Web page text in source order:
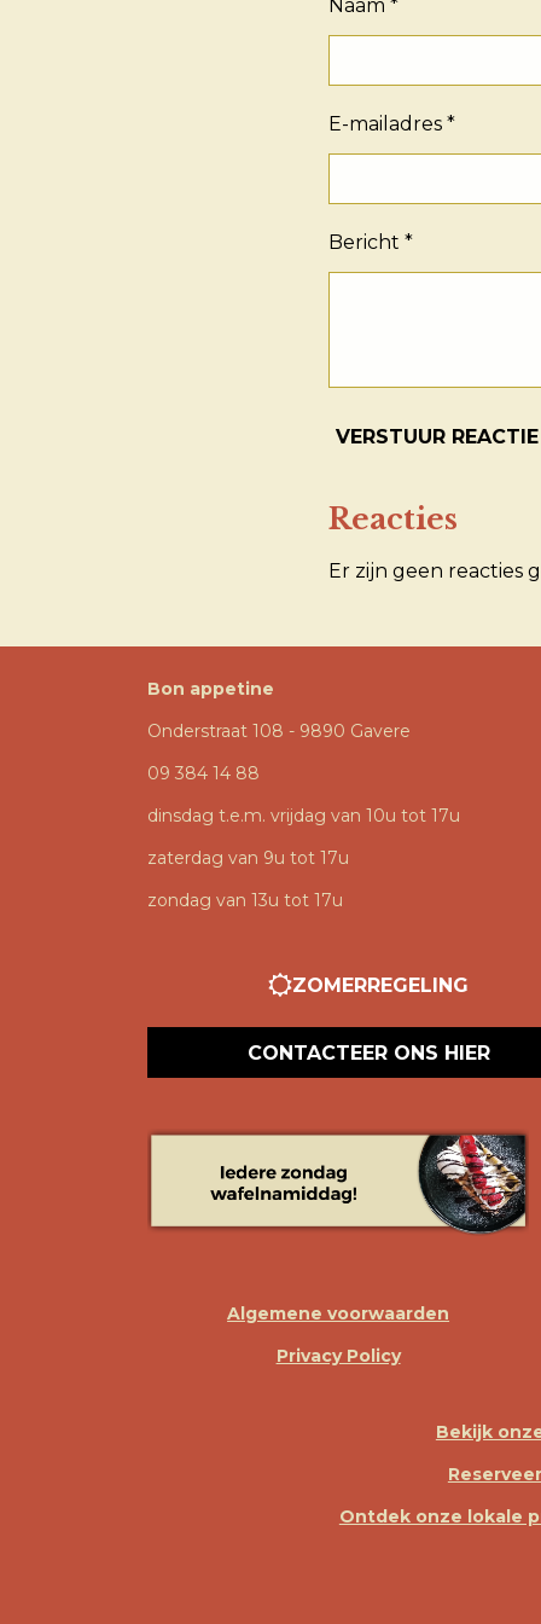
Naam *
E-mailadres *
Bericht *
VERSTUUR REACTIE
Reacties
Er zijn geen reacties
Bon appetine
Onderstraat 108 - 9890 Gavere
09 384 14 88
dinsdag t.e.m. vrijdag van 10u tot 17u
zaterdag van 9u tot 17u
zondag van 13u tot 17u
ZOMERREGELING
CONTACTEER ONS HIER
Algemene voorwaarden
Privacy Policy
Bekijk
Ontdek onze lokale